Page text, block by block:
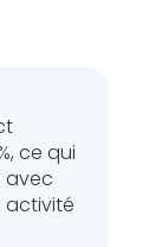
ce qui
avec
activité